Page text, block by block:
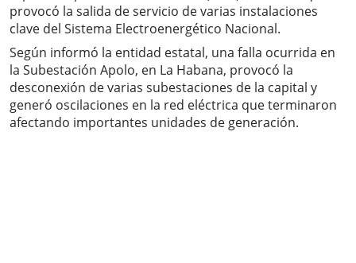
provocó la salida de servicio de varias instalaciones
clave del Sistema Electroenergético Nacional.
Según informó la entidad estatal, una falla ocurrida en
la Subestación Apolo, en La Habana, provocó la
desconexión de varias subestaciones de la capital y
generó oscilaciones en la red eléctrica que terminaron
afectando importantes unidades de generación.